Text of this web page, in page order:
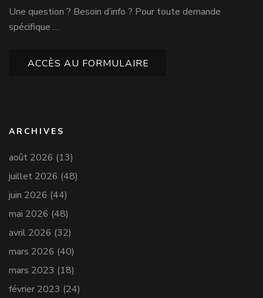
Une question ? Besoin d’info ? Pour toute demande
spécifique …
ACCÈS AU FORMULAIRE
ARCHIVES
août 2026 (13)
juillet 2026 (48)
juin 2026 (44)
mai 2026 (48)
avril 2026 (32)
mars 2026 (40)
mars 2023 (18)
février 2023 (24)